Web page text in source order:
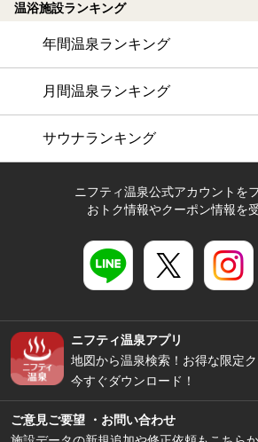
温浴施設ランキング
年間温泉ランキング
月間温泉ランキング
サウナランキング
ニフティ温泉公式アカウントを
おトク情報やクーポン情報を
ニフティ温泉アプリ
地図から温泉検索！お得な限定ク
今すぐダウンロード！
ご意見ご要望 ・お問い合わせ